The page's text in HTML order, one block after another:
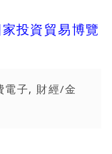
投資貿易博覽
電子, 財經/金